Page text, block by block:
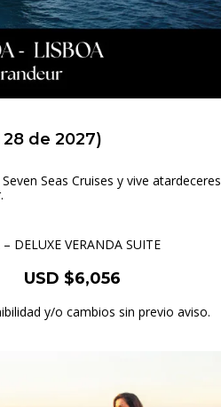
28 de 2027)
Seas Cruises y vive atardeceres
– DELUXE VERANDA SUITE
USD $6,056
y/o cambios sin previo aviso.